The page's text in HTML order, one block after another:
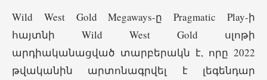
Wild West Gold Megaways-ը Pragmatic Play-ի
հայտնի Wild West Gold սլոթի
արդիականացված տարբերակն է, որը 2022
թվականին արտոնագրվել է լեգենդար